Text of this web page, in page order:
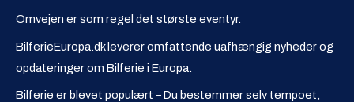
Omvejen er som regel det største eventyr.
BilferieEuropa.dk leverer omfattende uafhængig nyheder og
opdateringer om Bilferie i Europa.
Bilferie er blevet populært – Du bestemmer selv tempoet,